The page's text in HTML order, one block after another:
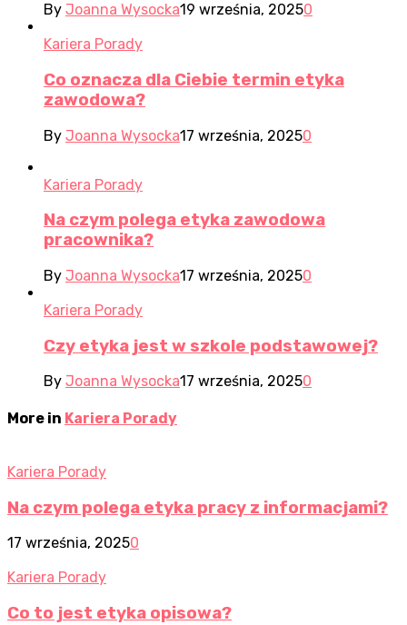
By Joanna Wysocka19 września, 20250
Kariera Porady
Co oznacza dla Ciebie termin etyka
zawodowa?
By Joanna Wysocka17 września, 20250
Kariera Porady
Na czym polega etyka zawodowa
pracownika?
By Joanna Wysocka17 września, 20250
Kariera Porady
Czy etyka jest w szkole podstawowej?
By Joanna Wysocka17 września, 20250
More in Kariera Porady
Kariera Porady
Na czym polega etyka pracy z informacjami?
17 września, 20250
Kariera Porady
Co to jest etyka opisowa?